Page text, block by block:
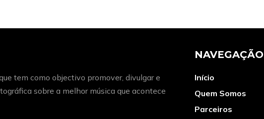
tem como objectivo promover, divulgar e
sobre a melhor música que acontece
NAVEGAÇÃO
Início
Quem Somos
Parceiros